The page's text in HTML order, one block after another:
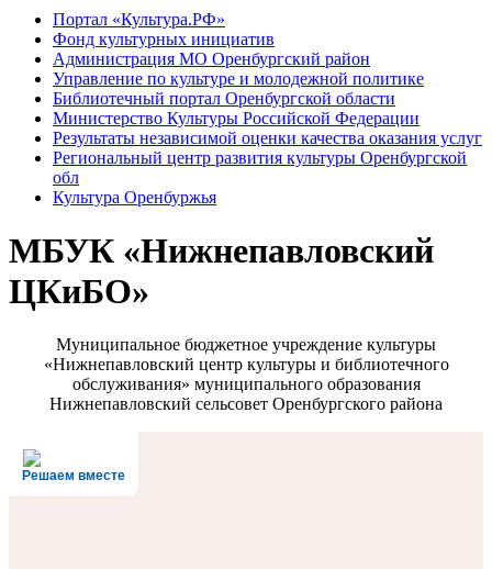
Портал «Культура.РФ»
Фонд культурных инициатив
Администрация МО Оренбургский район
Управление по культуре и молодежной политике
Библиотечный портал Оренбургской области
Министерство Культуры Российской Федерации
Результаты независимой оценки качества оказания услуг
Региональный центр развития культуры Оренбургской
обл
Культура Оренбуржья
МБУК «Нижнепавловский
ЦКиБО»
Муниципальное бюджетное учреждение культуры
«Нижнепавловский центр культуры и библиотечного
обслуживания» муниципального образования
Нижнепавловский сельсовет Оренбургского района
Решаем вместе